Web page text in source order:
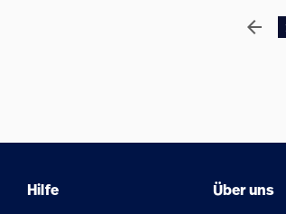
arrow_back
Hilfe Über uns